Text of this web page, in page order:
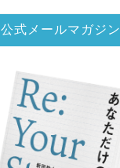
公式メールマガジン